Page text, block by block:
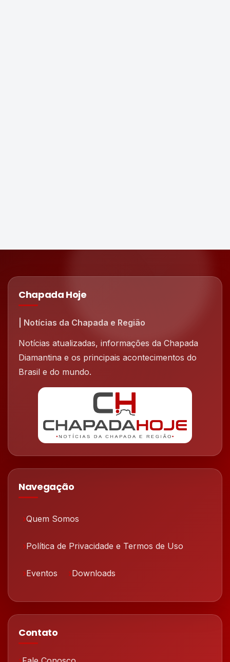
Chapada Hoje
| Notícias da Chapada e Região
Notícias atualizadas, informações da Chapada
Diamantina e os principais acontecimentos do
Brasil e do mundo.
Navegação
Quem Somos
Política de Privacidade e Termos de Uso
Eventos Downloads
Contato